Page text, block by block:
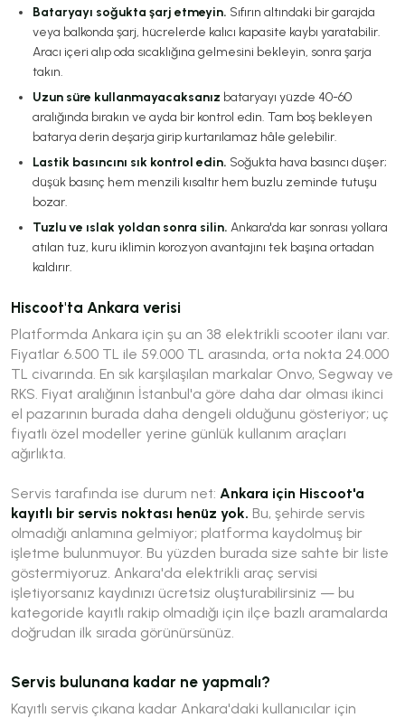
Bataryayı soğukta şarj etmeyin. Sıfırın altındaki bir garajda
veya balkonda şarj, hücrelerde kalıcı kapasite kaybı yaratabilir.
Aracı içeri alıp oda sıcaklığına gelmesini bekleyin, sonra şarja
takın.
Uzun süre kullanmayacaksanız bataryayı yüzde 40-60
aralığında bırakın ve ayda bir kontrol edin. Tam boş bekleyen
batarya derin deşarja girip kurtarılamaz hâle gelebilir.
Lastik basıncını sık kontrol edin. Soğukta hava basıncı düşer;
düşük basınç hem menzili kısaltır hem buzlu zeminde tutuşu
bozar.
Tuzlu ve ıslak yoldan sonra silin. Ankara'da kar sonrası yollara
atılan tuz, kuru iklimin korozyon avantajını tek başına ortadan
kaldırır.
Hiscoot'ta Ankara verisi
Platformda Ankara için şu an 38 elektrikli scooter ilanı var.
Fiyatlar 6.500 TL ile 59.000 TL arasında, orta nokta 24.000
TL civarında. En sık karşılaşılan markalar Onvo, Segway ve
RKS. Fiyat aralığının İstanbul'a göre daha dar olması ikinci
el pazarının burada daha dengeli olduğunu gösteriyor; uç
fiyatlı özel modeller yerine günlük kullanım araçları
ağırlıkta.
Servis tarafında ise durum net: Ankara için Hiscoot'a
kayıtlı bir servis noktası henüz yok. Bu, şehirde servis
olmadığı anlamına gelmiyor; platforma kaydolmuş bir
işletme bulunmuyor. Bu yüzden burada size sahte bir liste
göstermiyoruz. Ankara'da elektrikli araç servisi
işletiyorsanız kaydınızı ücretsiz oluşturabilirsiniz — bu
kategoride kayıtlı rakip olmadığı için ilçe bazlı aramalarda
doğrudan ilk sırada görünürsünüz.
Servis bulunana kadar ne yapmalı?
Kayıtlı servis çıkana kadar Ankara'daki kullanıcılar için